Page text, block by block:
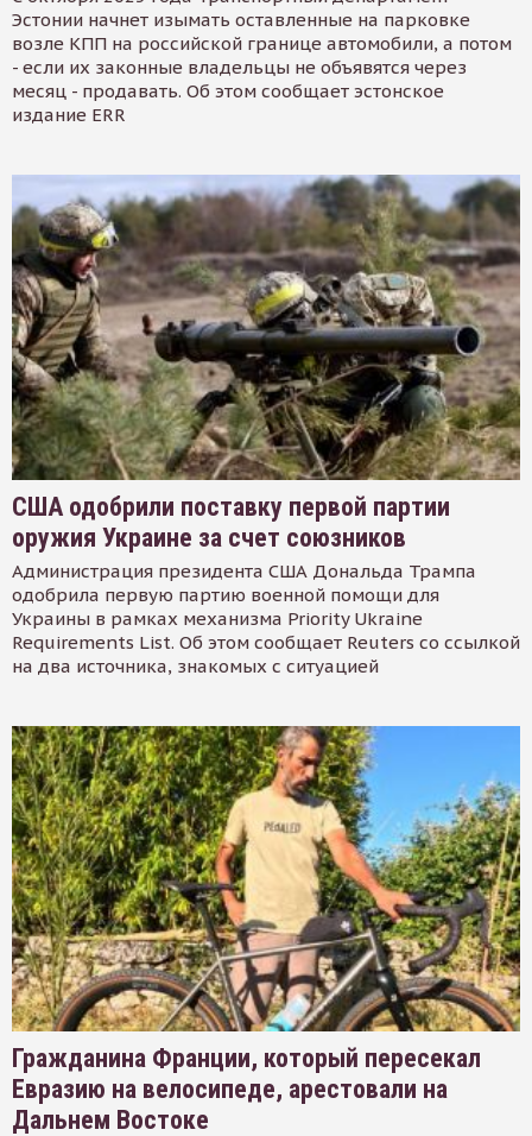
Эстонии начнет изымать оставленные на парковке
возле КПП на российской границе автомобили, а потом
- если их законные владельцы не объявятся через
месяц - продавать. Об этом сообщает эстонское
издание ERR
США одобрили поставку первой партии
оружия Украине за счет союзников
Администрация президента США Дональда Трампа
одобрила первую партию военной помощи для
Украины в рамках механизма Priority Ukraine
Requirements List. Об этом сообщает Reuters со ссылкой
на два источника, знакомых с ситуацией
Гражданина Франции, который пересекал
Евразию на велосипеде, арестовали на
Дальнем Востоке